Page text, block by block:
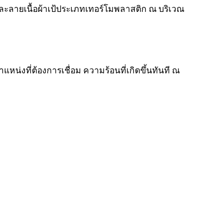
ลายเนื้อผ้าเป้ประเภทเทอร์โมพลาสติก ณ บริเวณ
แหน่งที่ต้องการเชื่อม ความร้อนที่เกิดขึ้นทันที ณ